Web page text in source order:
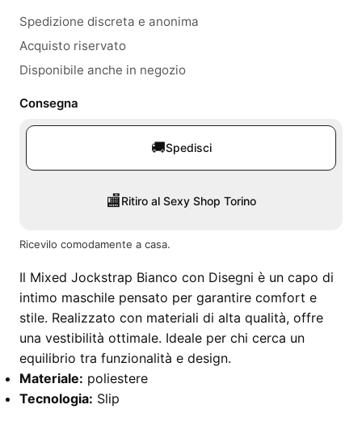
Spedizione discreta e anonima
Acquisto riservato
Disponibile anche in negozio
Consegna
🚚Spedisci
🏬Ritiro al Sexy Shop Torino
Ricevilo comodamente a casa.
Il Mixed Jockstrap Bianco con Disegni è un capo di
intimo maschile pensato per garantire comfort e
stile. Realizzato con materiali di alta qualità, offre
una vestibilità ottimale. Ideale per chi cerca un
equilibrio tra funzionalità e design.
Materiale: poliestere
Tecnologia: Slip